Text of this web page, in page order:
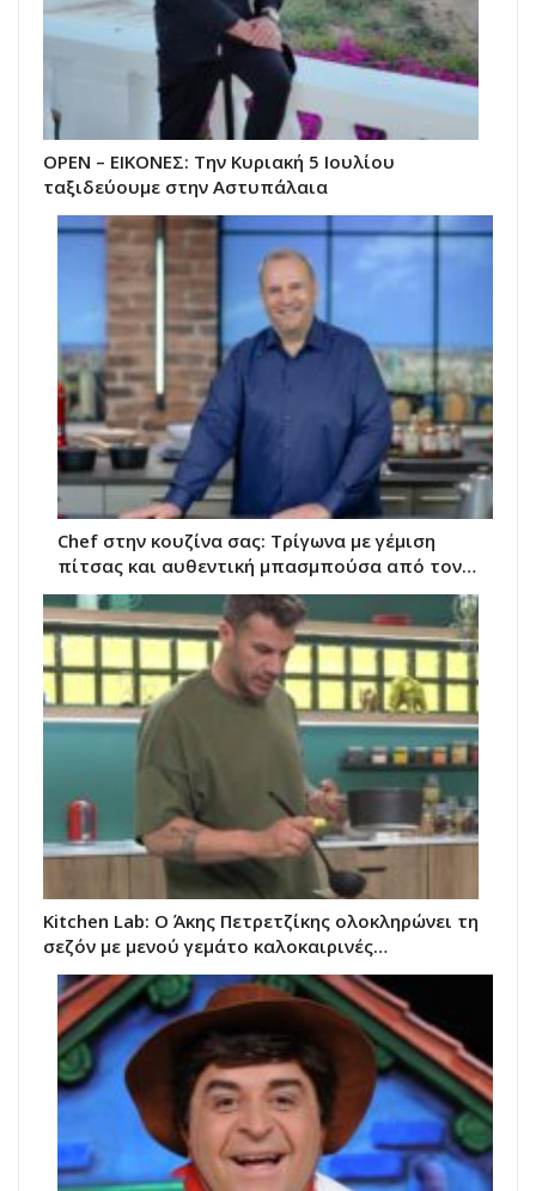
OPEN – ΕΙΚΟΝΕΣ: Την Κυριακή 5 Ιουλίου
ταξιδεύουμε στην Αστυπάλαια
Chef στην κουζίνα σας: Τρίγωνα με γέμιση
πίτσας και αυθεντική μπασμπούσα από τον…
Kitchen Lab: Ο Άκης Πετρετζίκης ολοκληρώνει τη
σεζόν με μενού γεμάτο καλοκαιρινές…